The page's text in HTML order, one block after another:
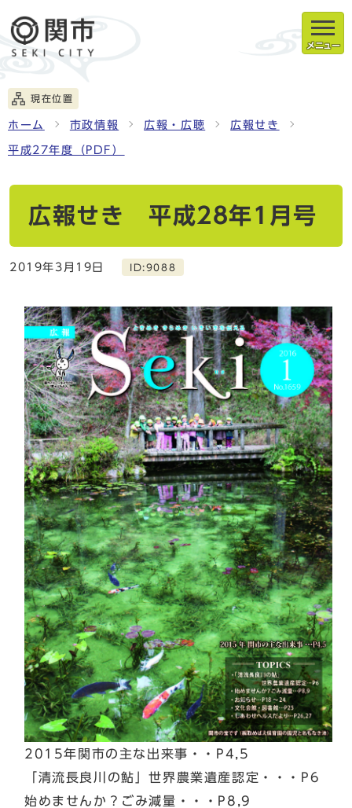
メニュー
現在位置
ホーム 市政情報 広報・広聴 広報せき
平成27年度（PDF）
広報せき 平成28年1月号
2019年3月19日 ID:9088
2015年関市の主な出来事・・P4,5
「清流長良川の鮎」世界農業遺産認定・・・P6
始めませんか？ごみ減量・・・P8,9